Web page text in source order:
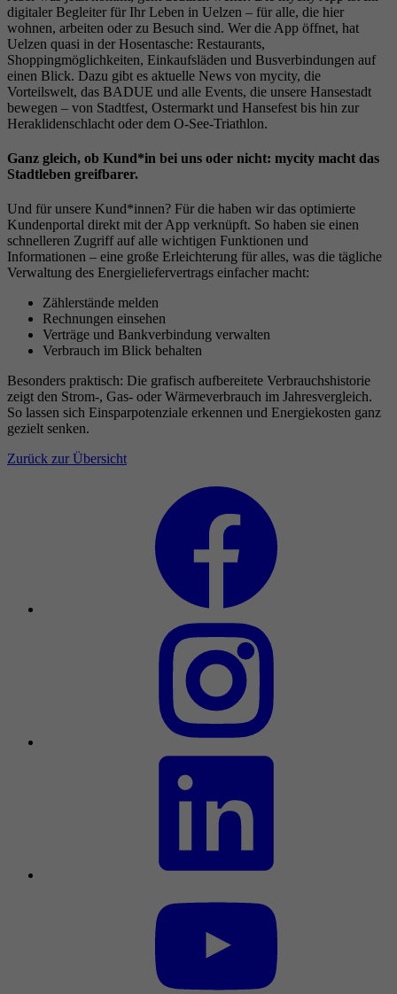
digitaler Begleiter für Ihr Leben in Uelzen – für alle, die hier
wohnen, arbeiten oder zu Besuch sind. Wer die App öffnet, hat
Uelzen quasi in der Hosentasche: Restaurants,
Shoppingmöglichkeiten, Einkaufsläden und Busverbindungen auf
einen Blick. Dazu gibt es aktuelle News von mycity, die
Vorteilswelt, das BADUE und alle Events, die unsere Hansestadt
bewegen – von Stadtfest, Ostermarkt und Hansefest bis hin zur
Heraklidenschlacht oder dem O-See-Triathlon.
Ganz gleich, ob Kund*in bei uns oder nicht: mycity macht das
Stadtleben greifbarer.
Und für unsere Kund*innen? Für die haben wir das optimierte
Kundenportal direkt mit der App verknüpft. So haben sie einen
schnelleren Zugriff auf alle wichtigen Funktionen und
Informationen – eine große Erleichterung für alles, was die tägliche
Verwaltung des Energieliefervertrags einfacher macht:
Zählerstände melden
Rechnungen einsehen
Verträge und Bankverbindung verwalten
Verbrauch im Blick behalten
Besonders praktisch: Die grafisch aufbereitete Verbrauchshistorie
zeigt den Strom-, Gas- oder Wärmeverbrauch im Jahresvergleich.
So lassen sich Einsparpotenziale erkennen und Energiekosten ganz
gezielt senken.
Zurück zur Übersicht